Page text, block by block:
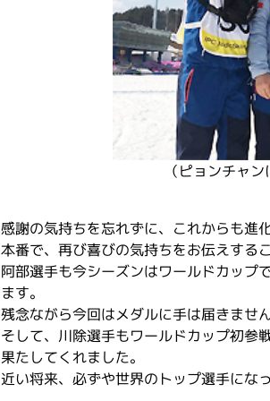
（ピョンチャ
感謝の気持ちを忘れずに、これからも進
本番で、再び喜びの気持ちをお伝えする
阿部選手も今シーズンはワールドカップ
ます。
残念ながら今回はメダルに手は届きませ
そして、川除選手もワールドカップ初参
果たしてくれました。
近い将来、必ずや世界のトップ選手にな